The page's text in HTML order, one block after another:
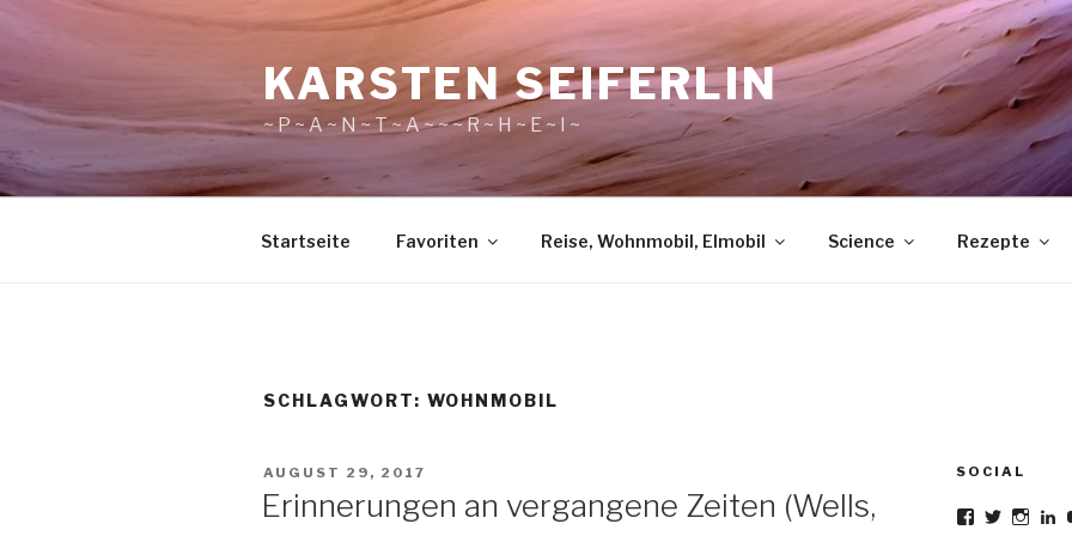
KARSTEN SEIFERLIN
~ P ~ A ~ N ~ T ~ A ~ ~ ~ R ~ H ~ E ~ I ~
Startseite Favoriten Reise, Wohnmobil, Elmobil Science Rezepte
SCHLAGWORT: WOHNMOBIL
VERÖFFENTLICHT
AUGUST 29, 2017
Erinnerungen an vergangene Zeiten (Wells,
SOCIAL
ProfilProfilProfil